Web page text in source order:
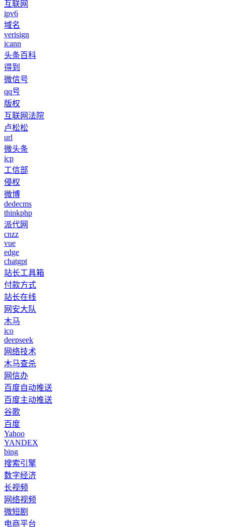
互联网
ipv6
域名
verisign
icann
头条百科
得到
微信号
qq号
版权
互联网法院
卢松松
url
微头条
icp
工信部
侵权
微博
dedecms
thinkphp
派代网
cnzz
vue
edge
chatgpt
站长工具箱
付款方式
站长在线
网安大队
木马
ico
deepseek
网络技术
木马查杀
网信办
百度自动推送
百度主动推送
谷歌
百度
Yahoo
YANDEX
bing
搜索引擎
数字经济
长视频
网络视频
微短剧
电商平台